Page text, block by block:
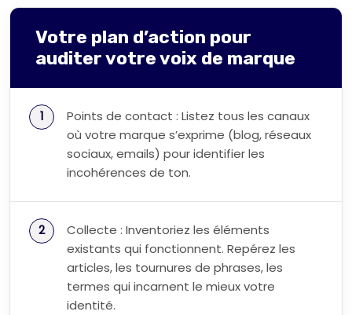
Votre plan d’action pour
auditer votre voix de marque
Points de contact : Listez tous les canaux
où votre marque s’exprime (blog, réseaux
sociaux, emails) pour identifier les
incohérences de ton.
Collecte : Inventoriez les éléments
existants qui fonctionnent. Repérez les
articles, les tournures de phrases, les
termes qui incarnent le mieux votre
identité.